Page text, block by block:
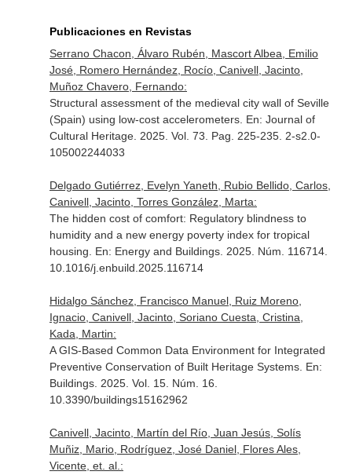
Publicaciones en Revistas
Serrano Chacon, Álvaro Rubén, Mascort Albea, Emilio
José, Romero Hernández, Rocío, Canivell, Jacinto,
Muñoz Chavero, Fernando:
Structural assessment of the medieval city wall of Seville
(Spain) using low-cost accelerometers. En: Journal of
Cultural Heritage. 2025. Vol. 73. Pag. 225-235. 2-s2.0-
105002244033
Delgado Gutiérrez, Evelyn Yaneth, Rubio Bellido, Carlos,
Canivell, Jacinto, Torres González, Marta:
The hidden cost of comfort: Regulatory blindness to
humidity and a new energy poverty index for tropical
housing. En: Energy and Buildings. 2025. Núm. 116714.
10.1016/j.enbuild.2025.116714
Hidalgo Sánchez, Francisco Manuel, Ruiz Moreno,
Ignacio, Canivell, Jacinto, Soriano Cuesta, Cristina,
Kada, Martin:
A GIS-Based Common Data Environment for Integrated
Preventive Conservation of Built Heritage Systems. En:
Buildings. 2025. Vol. 15. Núm. 16.
10.3390/buildings15162962
Canivell, Jacinto, Martín del Río, Juan Jesús, Solís
Muñiz, Mario, Rodríguez, José Daniel, Flores Ales,
Vicente, et. al.: